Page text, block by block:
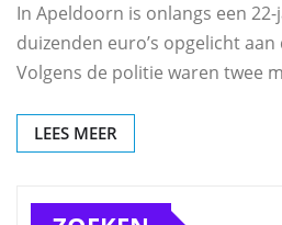
In Apeldoorn is onlangs een
duizenden euro’s opgelicht
Volgens de politie waren twee
LEES MEER